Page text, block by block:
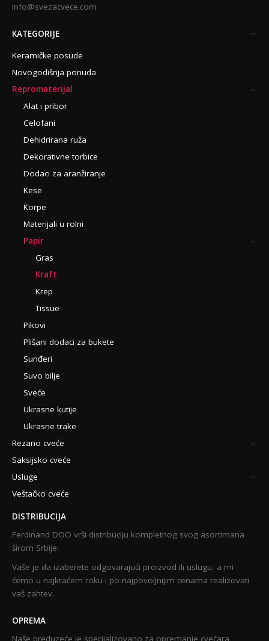
info@svezacvece.com
KATEGORIJE
Keramičke posude
Novogodišnja ponuda
Repromaterijal
Alat i pribor
Celofani
Dehidrirana ruža
Dekorativne torbice
Dodaci za aranžiranje
Kese
Korpe
Materijali u rolni
Papir
Gras
Kraft
Krep
Tissue
Pikovi
Plišani dodaci za bukete
Sunđeri
Suvo bilje
Sveće
Ukrasne kutije
Ukrasne trake
Rezano cveće
Saksijsko cveće
Usluge
Veštačko cveće
DISTRIBUCIJA
Ferdinand DOO vrši distribuciju kompletnog svog asortimana
širom Srbije.
Vaše je da izaberete odgovarajući proizvod ili uslugu, a mi
ćemo u najkraćem roku i po najpovoljnijim cenama realizovati
vaš zahtev.
OPREMA
Naše preduzeće je specijalizovano za opremanje cvećara,